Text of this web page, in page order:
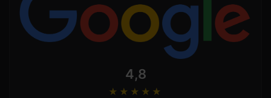
4,8
★★★★ ★